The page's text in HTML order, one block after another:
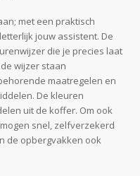
met een praktisch
jouw assistent. De
die je precies laat
wijzer staan
maatregelen en
De kleuren
uit de koffer. Om ook
snel, zelfverzekerd
de opbergvakken ook